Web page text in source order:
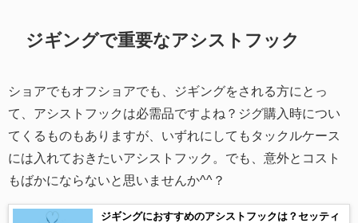
ジギングで重要なアシストフック
ショアでもオフショアでも、ジギングをされる方にとっ
て、アシストフックは必需品ですよね？ジグ購入時につい
てくるものもありますが、いずれにしてもタックルケース
には入れておきたいアシストフック。でも、意外とコスト
もばかにならないと思いませんか^^？
ジギングにおすすめのアシストフックは？セッティ